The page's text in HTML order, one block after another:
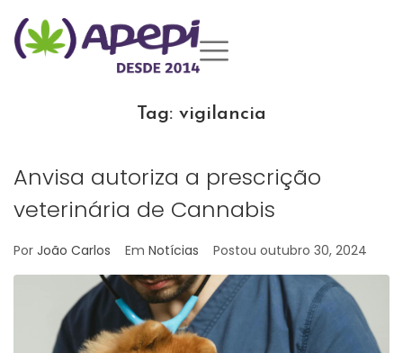
Tag: vigilancia
Anvisa autoriza a prescrição
veterinária de Cannabis
Por João Carlos Em Notícias Postou outubro 30, 2024